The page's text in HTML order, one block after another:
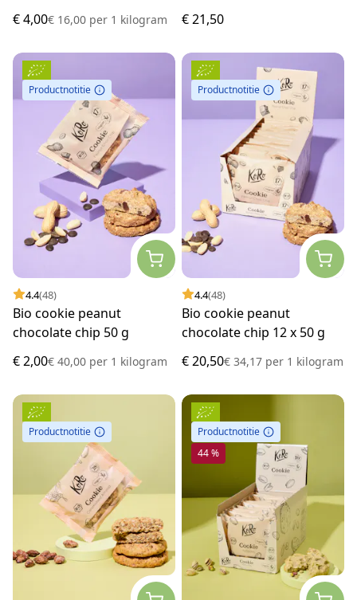
€ 4,00€ 16,00 per 1 kilogram € 21,50
Productnotitie
4.4(48)
Bio cookie peanut
chocolate chip 50 g
€ 2,00€ 40,00 per 1 kilogram
Productnotitie
4.4(48)
Bio cookie peanut
chocolate chip 12 x 50 g
€ 20,50€ 34,17 per 1 kilogram
Productnotitie
Productnotitie
44 %